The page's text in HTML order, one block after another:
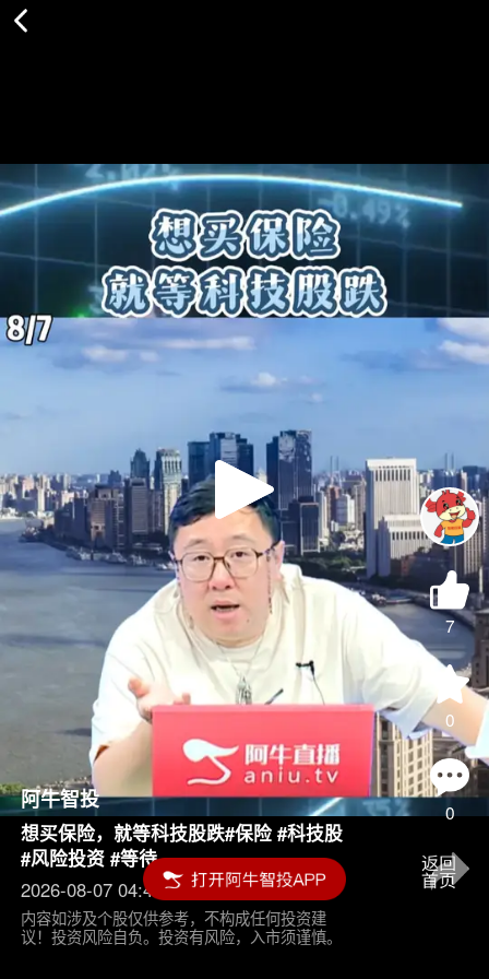
Play
Video
7
0
0
阿牛智投
想买保险，就等科技股跌#保险 #科技股
#风险投资 #等待
2026-08-07 04:45
内容如涉及个股仅供参考，不构成任何投资建
议！投资风险自负。投资有风险，入市须谨慎。